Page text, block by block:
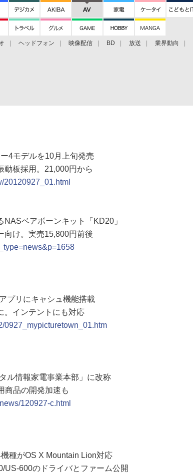
ヘッドフォン 映像配信 BD 放送 業界動向
4モデルを10月上旬発売
動板採用。21,000円から
20120927_01.html
NASベアボーンキット「KD20」
向け。実売15,800円前後
プリにキャシュ機能搭載
。インテントにも対応
0927_mypicturetown_01.htm
ル情報家電事業本部」に改称
商品の開発加速も
120927-c.html
種がOS X Mountain Lion対応
US-600のドライバとファーム公開